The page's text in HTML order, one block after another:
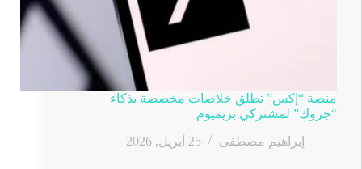
منصة “إكس” تطلق خلاصات مخصصة بذكاء
“جروك” لمشتركي بريميوم
إبراهيم مصطفى
25 أبريل, 2026